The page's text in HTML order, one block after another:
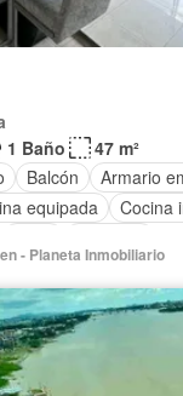
1 Baño
47 m²
Balcón
Armario
equipada
Cocina
con discapacidad
Gimnasio
amoblado
- Planeta Inmobiliario